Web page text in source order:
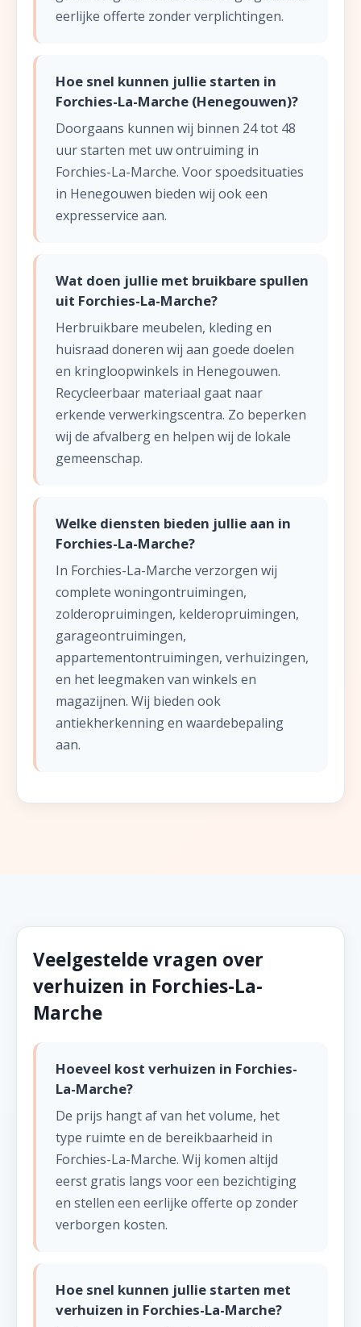
eerlijke offerte zonder verplichtingen.
Hoe snel kunnen jullie starten in
Forchies-La-Marche (Henegouwen)?
Doorgaans kunnen wij binnen 24 tot 48
uur starten met uw ontruiming in
Forchies-La-Marche. Voor spoedsituaties
in Henegouwen bieden wij ook een
expresservice aan.
Wat doen jullie met bruikbare spullen
uit Forchies-La-Marche?
Herbruikbare meubelen, kleding en
huisraad doneren wij aan goede doelen
en kringloopwinkels in Henegouwen.
Recycleerbaar materiaal gaat naar
erkende verwerkingscentra. Zo beperken
wij de afvalberg en helpen wij de lokale
gemeenschap.
Welke diensten bieden jullie aan in
Forchies-La-Marche?
In Forchies-La-Marche verzorgen wij
complete woningontruimingen,
zolderopruimingen, kelderopruimingen,
garageontruimingen,
appartementontruimingen, verhuizingen,
en het leegmaken van winkels en
magazijnen. Wij bieden ook
antiekherkenning en waardebepaling
aan.
Veelgestelde vragen over
verhuizen in Forchies-La-
Marche
Hoeveel kost verhuizen in Forchies-
La-Marche?
De prijs hangt af van het volume, het
type ruimte en de bereikbaarheid in
Forchies-La-Marche. Wij komen altijd
eerst gratis langs voor een bezichtiging
en stellen een eerlijke offerte op zonder
verborgen kosten.
Hoe snel kunnen jullie starten met
verhuizen in Forchies-La-Marche?